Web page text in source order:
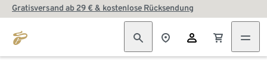
Gratisversand ab 29 € & kostenlose Rücksendung